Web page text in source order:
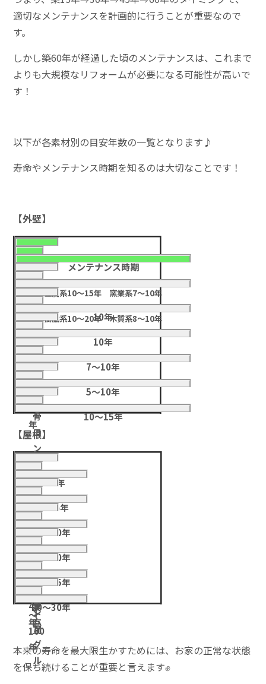
適切なメンテナンスを計画的に行うことが重要なので
す。
しかし築60年が経過した頃のメンテナンスは、これまで
よりも大規模なリフォームが必要になる可能性が高いで
す！
以下が各素材別の目安年数の一覧となります♪
寿命やメンテナンス時期を知るのは大切なことです！
【外壁】
種
類
耐
用
年
数
メンテナンス時期
サ
イ
デ
ィ
ン
グ
40
年
金属系10～15年 窯業系7～10年
樹脂系10～20年 木質系8～10年
モ
ル
タ
ル・
セ
メ
ン
ト
30
年
10年
ALC
60
年
10年
タ
イ
ル
30
～
40
年
7～10年
木
造
22
年
5～10年
鉄
骨
コ
ン
ク
リ
ー
ト
47
年
10～15年
【屋根】
ス
ト
レ
ー
ト
15
～
25
年
7～8年
ト
タ
ン
10
～
20
年
10~15年
ア
ス
フ
ァ
ル
ト
シ
ン
グ
ル
20
～
30
年
20～30年
ガ
ル
バ
リ
ウ
ム
20
～
30
年
20～30年
セ
メ
ン
ト
瓦
30
～
40
年
10～15年
日
本
瓦
50
～
100
年
20～30年
本来の寿命を最大限生かすためには、お家の正常な状態
を保ち続けることが重要と言えます✊